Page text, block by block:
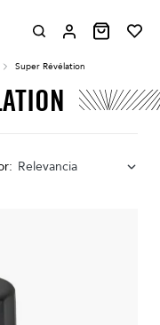
Super Révélation
Relevancia